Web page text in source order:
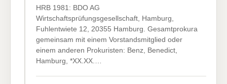
HRB 1981: BDO AG
Wirtschaftsprüfungsgesellschaft, Hamburg,
Fuhlentwiete 12, 20355 Hamburg. Gesamtprokura
gemeinsam mit einem Vorstandsmitglied oder
einem anderen Prokuristen: Benz, Benedict,
Hamburg, *XX.XX.…